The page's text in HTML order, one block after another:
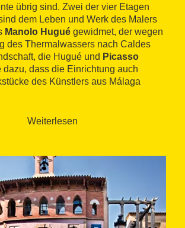
übrig sind. Zwei der vier Etagen
dem Leben und Werk des Malers
Manolo Hugué gewidmet, der wegen
des Thermalwassers nach Caldes
die Hugué und Picasso
dazu, dass die Einrichtung auch
des Künstlers aus Málaga
Bau aus dem Jahr 1043, der den
und Erklärungen zum
das Erbe und die Geschichte der
des Thermalia Museums von
bietet verschiedene Workshops
Weiterlesen